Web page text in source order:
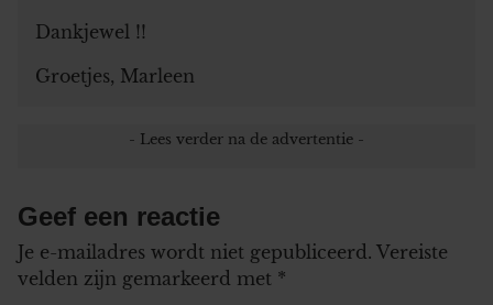
Dankjewel !!
Groetjes, Marleen
Geef een reactie
Je e-mailadres wordt niet gepubliceerd. Vereiste
velden zijn gemarkeerd met *